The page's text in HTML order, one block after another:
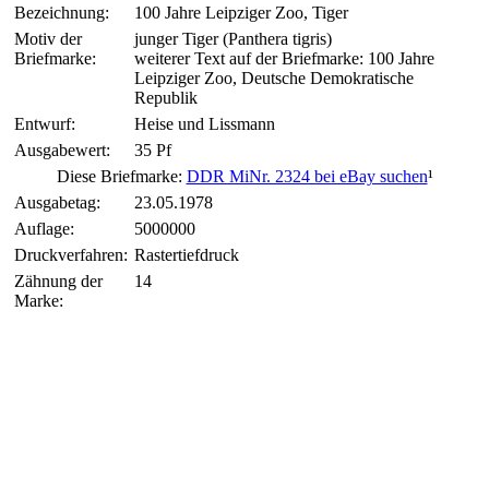
Bezeichnung:
100 Jahre Leipziger Zoo, Tiger
Motiv der
Briefmarke:
junger Tiger (Panthera tigris)
weiterer Text auf der Briefmarke: 100 Jahre
Leipziger Zoo, Deutsche Demokratische
Republik
Entwurf:
Heise und Lissmann
Ausgabewert:
35 Pf
Diese Briefmarke: DDR MiNr. 2324 bei eBay suchen¹
Ausgabetag:
23.05.1978
Auflage:
5000000
Druckverfahren: Rastertiefdruck
Zähnung der
Marke:
14